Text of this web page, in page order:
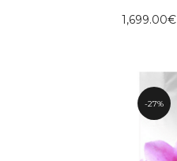
1,699.00€
27%